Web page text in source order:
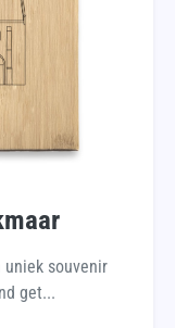
uniek souvenir
get...